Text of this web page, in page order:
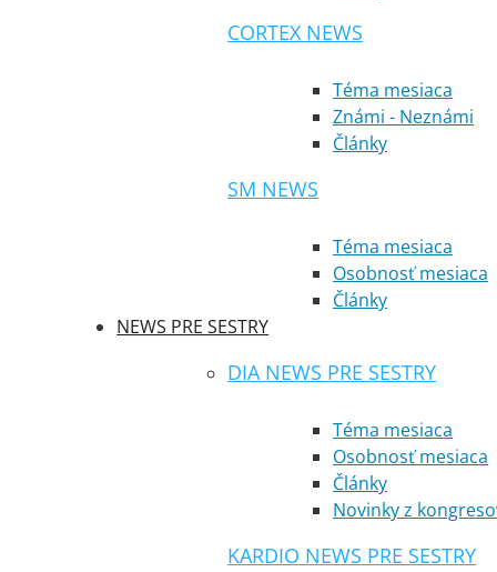
CORTEX NEWS
Téma mesiaca
Známi - Neznámi
Články
SM NEWS
Téma mesiaca
Osobnosť mesiaca
Články
NEWS PRE SESTRY
DIA NEWS PRE SESTRY
Téma mesiaca
Osobnosť mesiaca
Články
Novinky z
KARDIO NEWS PRE SESTRY